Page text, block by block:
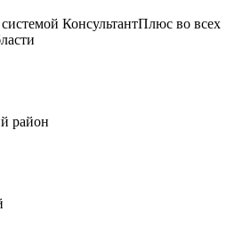
КонсультантПлюс во всех
район